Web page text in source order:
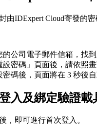
由IDExpert Cloud寄發的
的公司電子郵件信箱，找
設密碼」頁面後，請依照畫
密碼後，頁面將在 3 秒後
入及綁定驗證載
，即可進行首次登入。